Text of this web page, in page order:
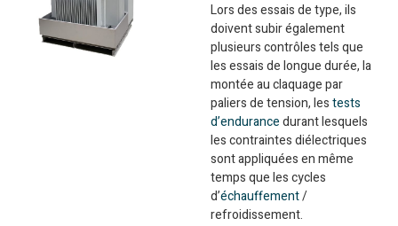
Lors des essais de type, ils
doivent subir également
plusieurs contrôles tels que
les essais de longue durée, la
montée au claquage par
paliers de tension, lestests
d’endurancedurant lesquels
les contraintes diélectriques
sont appliquées en même
temps que les cycles
d’échauffement/
refroidissement.